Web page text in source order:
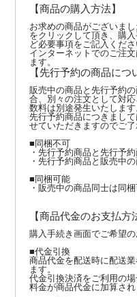
【商品の購入方法】
お求めの商品がございま
をクリックして頂き、購
ど必要事項をご記入くだ
インターネットでのご注
ます。
【先行予約の商品につ
販売中の商品と先行予約
合、別々の注文として対
数料は別途発生いたします
先行予約商品につきまし
せていただきますのでご
■同梱不可
・先行予約商品と先行予
・先行予約商品と販売中
■同梱可能
・販売中の商品同士は同
【商品代金のお支払方
購入手続き画面でご希望
■代金引換
商品代金を配送時に配送
ます。
代金引換決済をご利用の
料金が商品代金に加算さ